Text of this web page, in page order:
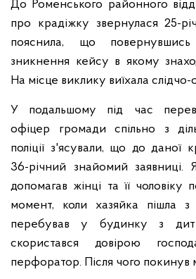
До Роменського районного
про крадіжку звернулася 25-
пояснила, що
зникнення кейсу в якому
На місце виклику виїхала
У подальшому під час
офіцер громади спільно з
поліції з'ясували, що до даної
36-річний знайомий заявниці.
допомагав жінці та її чоловіку
момент, коли хазяйка пішла з
перебував у будинку з
скористався довірою
перфоратор. Після чого покинув